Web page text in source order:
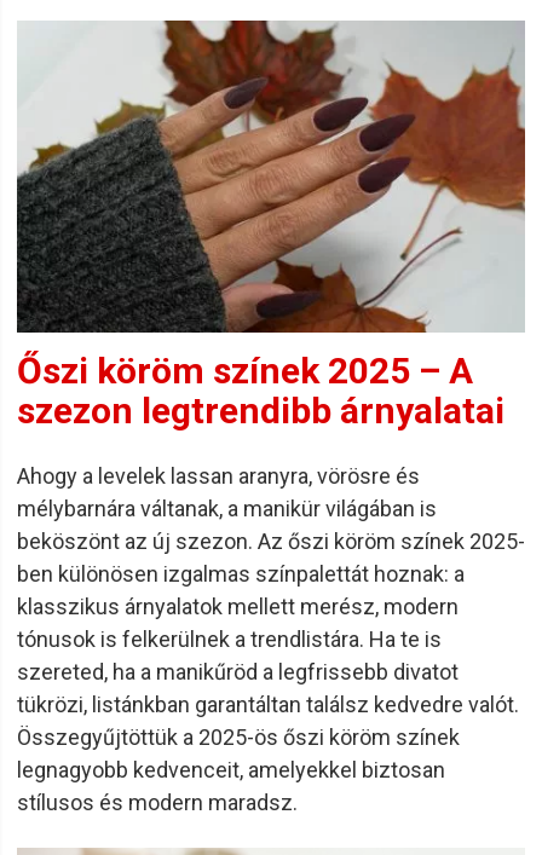
Őszi köröm színek 2025 – A
szezon legtrendibb árnyalatai
Ahogy a levelek lassan aranyra, vörösre és
mélybarnára váltanak, a manikür világában is
beköszönt az új szezon. Az őszi köröm színek 2025-
ben különösen izgalmas színpalettát hoznak: a
klasszikus árnyalatok mellett merész, modern
tónusok is felkerülnek a trendlistára. Ha te is
szereted, ha a manikűröd a legfrissebb divatot
tükrözi, listánkban garantáltan találsz kedvedre valót.
Összegyűjtöttük a 2025-ös őszi köröm színek
legnagyobb kedvenceit, amelyekkel biztosan
stílusos és modern maradsz.